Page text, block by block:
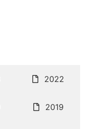
2022
2019